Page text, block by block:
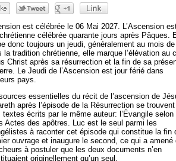
est célébrée le 06 Mai 2027. L’Ascension
célébrée quarante jours après Pâques.
donc toujours un jeudi, généralement au mois
la tradition chrétienne, elle marque l’élévation au
Christ après sa résurrection et la fin de sa
Le Jeudi de l’Ascension est jour férié dans
pays.
sources essentielles du récit de l’ascension de
après l’épisode de la Résurrection se
textes écrits par le même auteur: l’Évangile selon
Actes des apôtres. Luc est le seul parmi les
à raconter cet épisode qui constitue la fin
ouvrage et inaugure le second, ce qui a amené
à postuler que les deux documents n’en
originellement qu’un seul.